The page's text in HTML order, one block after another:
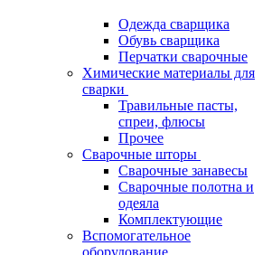
Одежда сварщика
Обувь сварщика
Перчатки сварочные
Химические материалы для
сварки
Травильные пасты,
спреи, флюсы
Прочее
Сварочные шторы
Сварочные занавесы
Сварочные полотна и
одеяла
Комплектующие
Вспомогательное
оборудование